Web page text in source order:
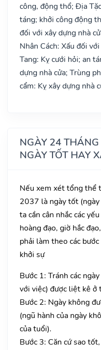
công, động thổ; Địa
táng; khởi công động
đối với xây dựng nhà
Nhân Cách: Xấu đối
Tang: Kỵ cưới hỏi; an
dựng nhà cửa; Trùng
cẩm: Kỵ xây dựng nhà
NGÀY 24
NGÀY TỐT HAY
Nếu xem xét tổng thể
2037 là ngày tốt
ta cần cân nhắc các
hoàng đạo, giờ hắc
phải làm theo các
khởi sự
Bước 1: Tránh các
với việc) được liệt kê ở
Bước 2: Ngày không
(ngũ hành của ngày
của tuổi).
Bước 3: Căn cứ sao